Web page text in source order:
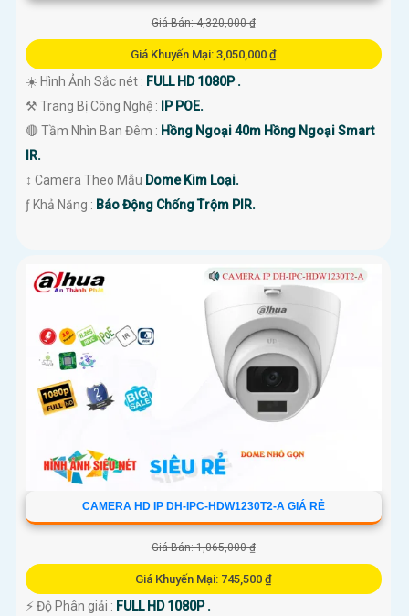
Giá Bán: 4,320,000 ₫
Giá Khuyến Mại: 3,050,000 ₫
☀️ Hình Ảnh Sắc nét : FULL HD 1080P .
⚒ Trang Bị Công Nghệ :
IP POE.
🔴 Tầm Nhìn Ban Đêm : Hồng Ngoại 40m Hồng Ngoại Smart
IR.
↕️ Camera Theo Mẫu Dome Kim Loại.
️ƒ Khả Năng : Báo Động Chống Trộm PIR.
CAMERA HD IP DH-IPC-HDW1230T2-A GIÁ RẺ
Giá Bán: 1,065,000 ₫
Giá Khuyến Mại: 745,500 ₫
️⚡ Độ Phân giải : FULL HD 1080P .